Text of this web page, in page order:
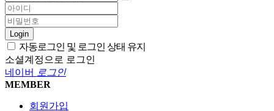
Login
자동로그인 및 로그인 상태 유지
소셜계정으로 로그인
네이버
로그인
MEMBER
회원가입